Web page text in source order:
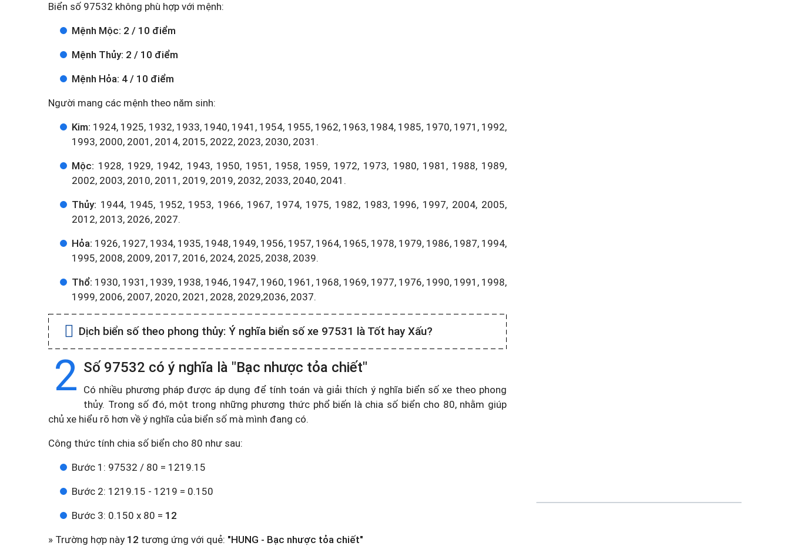
Biển số 97532 không phù hợp với mệnh:
Mệnh Mộc: 2 / 10 điểm
Mệnh Thủy: 2 / 10 điểm
Mệnh Hỏa: 4 / 10 điểm
Người mang các mệnh theo năm sinh:
Kim: 1924, 1925, 1932, 1933, 1940, 1941, 1954, 1955, 1962, 1963, 1984, 1985, 1970, 1971, 1992,
1993, 2000, 2001, 2014, 2015, 2022, 2023, 2030, 2031.
Mộc: 1928, 1929, 1942, 1943, 1950, 1951, 1958, 1959, 1972, 1973, 1980, 1981, 1988, 1989,
2002, 2003, 2010, 2011, 2019, 2019, 2032, 2033, 2040, 2041.
Thủy: 1944, 1945, 1952, 1953, 1966, 1967, 1974, 1975, 1982, 1983, 1996, 1997, 2004, 2005,
2012, 2013, 2026, 2027.
Hỏa: 1926, 1927, 1934, 1935, 1948, 1949, 1956, 1957, 1964, 1965, 1978, 1979, 1986, 1987, 1994,
1995, 2008, 2009, 2017, 2016, 2024, 2025, 2038, 2039.
Thổ: 1930, 1931, 1939, 1938, 1946, 1947, 1960, 1961, 1968, 1969, 1977, 1976, 1990, 1991, 1998,
1999, 2006, 2007, 2020, 2021, 2028, 2029,2036, 2037.
Dịch biển số theo phong thủy: Ý nghĩa biển số xe 97531 là Tốt hay Xấu?
2 Số 97532 có ý nghĩa là "Bạc nhược tỏa chiết"
Có nhiều phương pháp được áp dụng để tính toán và giải thích ý nghĩa biển số xe theo phong
thủy. Trong số đó, một trong những phương thức phổ biến là chia số biển cho 80, nhằm giúp
chủ xe hiểu rõ hơn về ý nghĩa của biển số mà mình đang có.
Công thức tính chia số biển cho 80 như sau:
Bước 1: 97532 / 80 = 1219.15
Bước 2: 1219.15 - 1219 = 0.150
Bước 3: 0.150 x 80 = 12
» Trường hợp này 12 tương ứng với quẻ: "HUNG - Bạc nhược tỏa chiết"